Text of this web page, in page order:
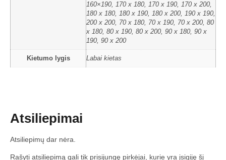
160×190, 170 x 180, 170 x 190, 170 x 200,
180 x 180, 180 x 190, 180 x 200, 190 x 190,
200 x 200, 70 x 180, 70 x 190, 70 x 200, 80
x 180, 80 x 190, 80 x 200, 90 x 180, 90 x
190, 90 x 200
Kietumo lygis Labai kietas
Atsiliepimai
Atsiliepimų dar nėra.
Rašyti atsiliepimą gali tik prisijungę pirkėjai, kurie yra įsigiję šį